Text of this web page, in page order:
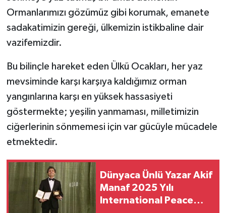
Ormanlarımızı gözümüz gibi korumak, emanete
sadakatimizin gereği, ülkemizin istikbaline dair
vazifemizdir.
Bu bilinçle hareket eden Ülkü Ocakları, her yaz
mevsiminde karşı karşıya kaldığımız orman
yangınlarına karşı en yüksek hassasiyeti
göstermekte; yeşilin yanmaması, milletimizin
ciğerlerinin sönmemesi için var gücüyle mücadele
etmektedir.
Dünyaca Ünlü Yazar Akif
Manaf 2025 Yılı
International Peace
SPOR
TEKNOLOJİ
VEFATLAR